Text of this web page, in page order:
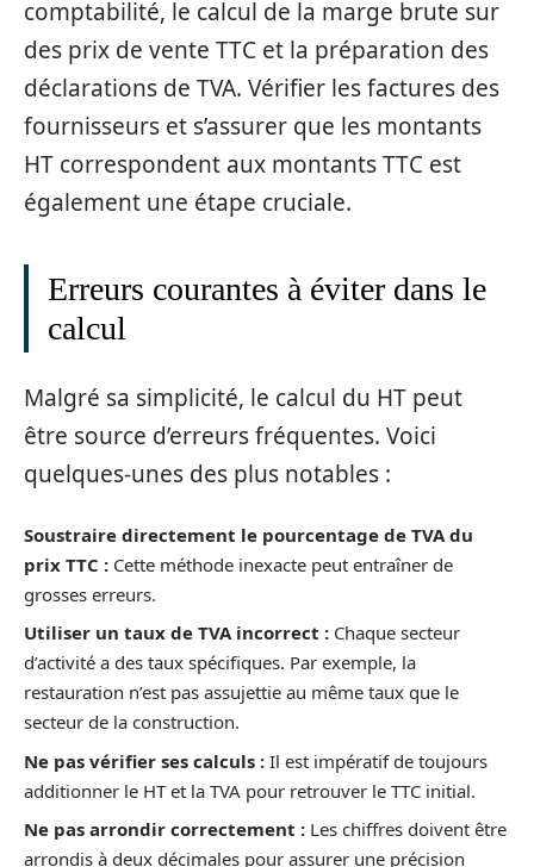
comptabilité, le calcul de la marge brute sur
des prix de vente TTC et la préparation des
déclarations de TVA. Vérifier les factures des
fournisseurs et s’assurer que les montants
HT correspondent aux montants TTC est
également une étape cruciale.
Erreurs courantes à éviter dans le
calcul
Malgré sa simplicité, le calcul du HT peut
être source d’erreurs fréquentes. Voici
quelques-unes des plus notables :
Soustraire directement le pourcentage de TVA du
prix TTC : Cette méthode inexacte peut entraîner de
grosses erreurs.
Utiliser un taux de TVA incorrect : Chaque secteur
d’activité a des taux spécifiques. Par exemple, la
restauration n’est pas assujettie au même taux que le
secteur de la construction.
Ne pas vérifier ses calculs : Il est impératif de toujours
additionner le HT et la TVA pour retrouver le TTC initial.
Ne pas arrondir correctement : Les chiffres doivent être
arrondis à deux décimales pour assurer une précision